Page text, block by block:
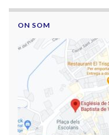
ON SOM